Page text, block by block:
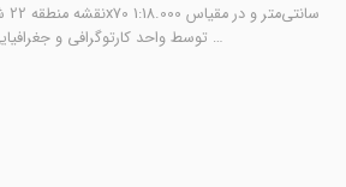
توسط واحد کارتوگرافی و جغرافیایی انتشارات …